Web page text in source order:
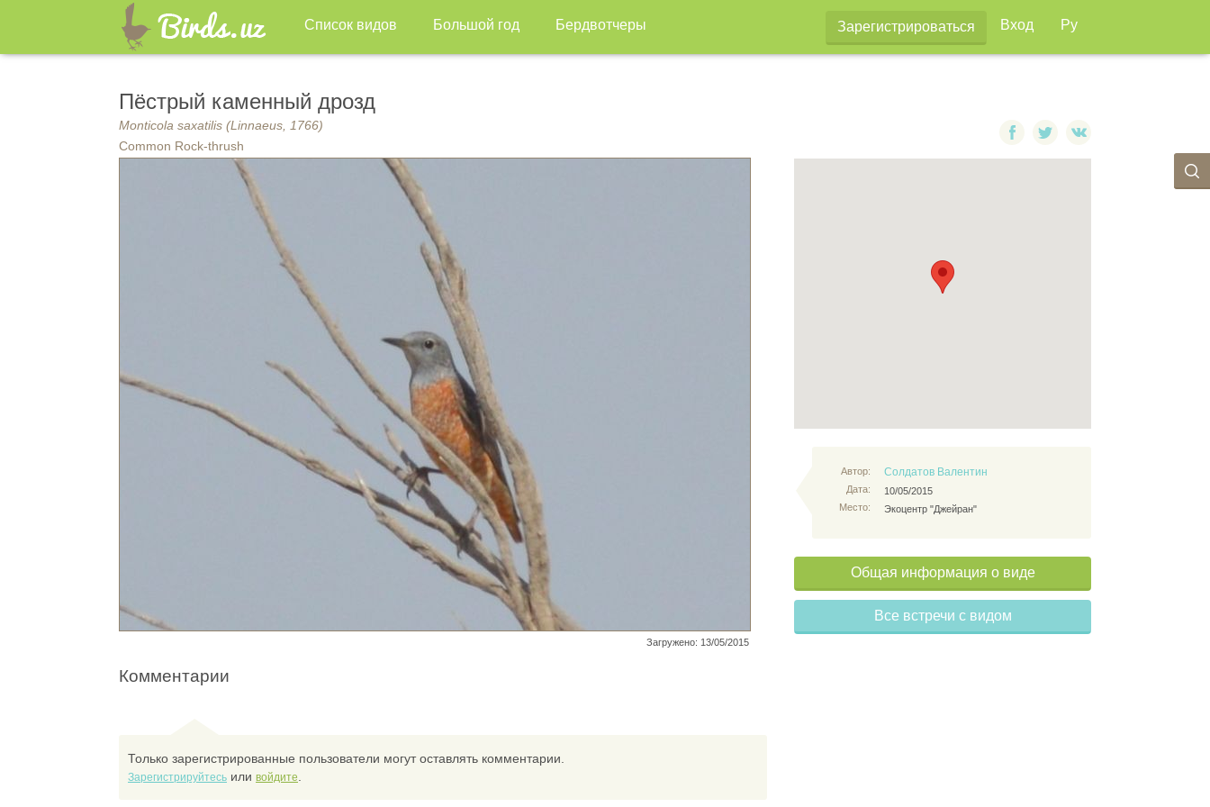
Список видов Большой год Бердвотчеры Зарегистрироваться Вход Ру
Пёстрый каменный дрозд
Monticola saxatilis (Linnaeus, 1766)
Common Rock-thrush
Загружено: 13/05/2015
Автор:
Дата:
Место:
Солдатов Валентин
10/05/2015
Экоцентр "Джейран"
Общая информация о виде
Все встречи с видом
Комментарии
Только зарегистрированные пользователи могут оставлять комментарии.
Зарегистрируйтесь или войдите